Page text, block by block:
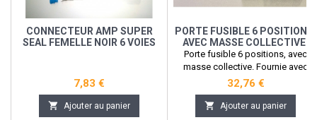
CONNECTEUR AMP SUPER
SEAL FEMELLE NOIR 6 VOIES
7,83 €
 Ajouter au panier
PORTE FUSIBLE 6 POSITIONS,
AVEC MASSE COLLECTIVE.
Porte fusible 6 positions, avec
masse collective. Fournie avec
autocollant signalétique plastifier.
Dimenssions : 100x85x34mm
32,76 €
 Ajouter au panier